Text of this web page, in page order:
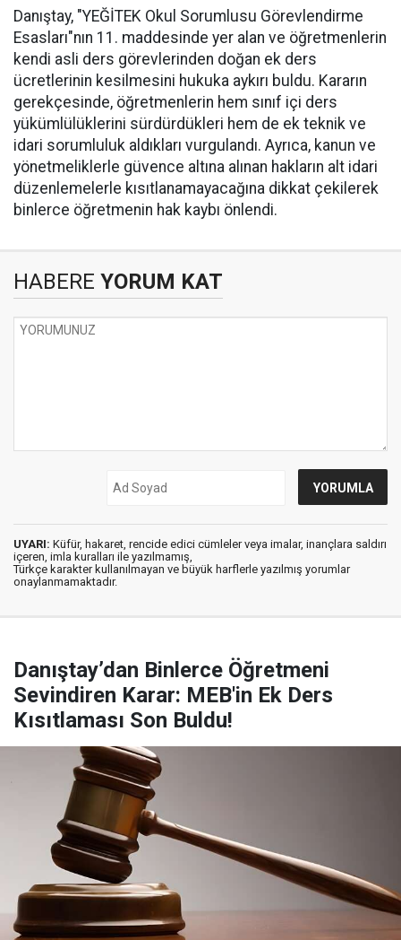
Danıştay, "YEĞİTEK Okul Sorumlusu Görevlendirme
Esasları"nın 11. maddesinde yer alan ve öğretmenlerin
kendi asli ders görevlerinden doğan ek ders
ücretlerinin kesilmesini hukuka aykırı buldu. Kararın
gerekçesinde, öğretmenlerin hem sınıf içi ders
yükümlülüklerini sürdürdükleri hem de ek teknik ve
idari sorumluluk aldıkları vurgulandı. Ayrıca, kanun ve
yönetmeliklerle güvence altına alınan hakların alt idari
düzenlemelerle kısıtlanamayacağına dikkat çekilerek
binlerce öğretmenin hak kaybı önlendi.
HABERE YORUM KAT
UYARI: Küfür, hakaret, rencide edici cümleler veya imalar, inançlara saldırı
içeren, imla kuralları ile yazılmamış,
Türkçe karakter kullanılmayan ve büyük harflerle yazılmış yorumlar
onaylanmamaktadır.
Danıştay’dan Binlerce Öğretmeni
Sevindiren Karar: MEB'in Ek Ders
Kısıtlaması Son Buldu!